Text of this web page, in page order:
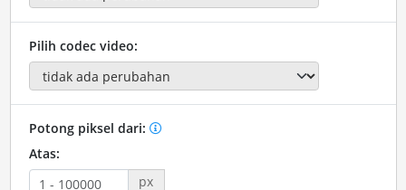
Pilih codec video:
Potong piksel dari:
Atas:
px